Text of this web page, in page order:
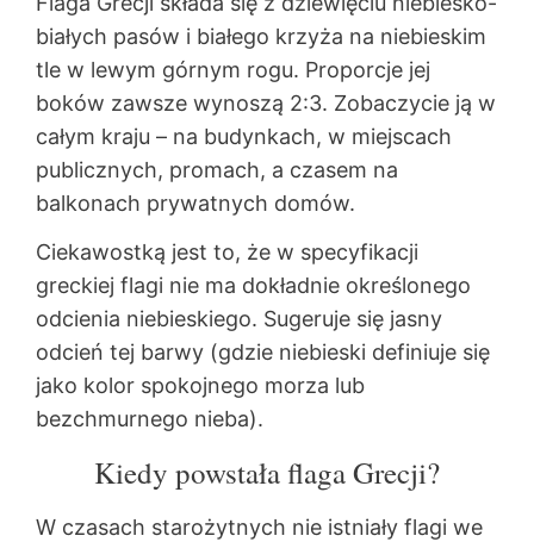
białych pasów i białego krzyża na niebieskim
tle w lewym górnym rogu. Proporcje jej
boków zawsze wynoszą 2:3. Zobaczycie ją w
całym kraju – na budynkach, w miejscach
publicznych, promach, a czasem na
balkonach prywatnych domów.
Ciekawostką jest to, że w specyfikacji
greckiej flagi nie ma dokładnie określonego
odcienia niebieskiego. Sugeruje się jasny
odcień tej barwy (gdzie niebieski definiuje się
jako kolor spokojnego morza lub
bezchmurnego nieba).
Kiedy powstała flaga Grecji?
W czasach starożytnych nie istniały flagi we